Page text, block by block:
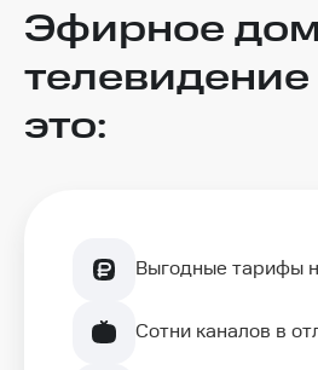
Эфирное
это:
Выгодные тарифы
Сотни каналов в